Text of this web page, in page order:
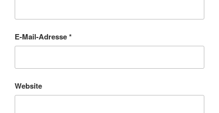
E-Mail-Adresse*
Website